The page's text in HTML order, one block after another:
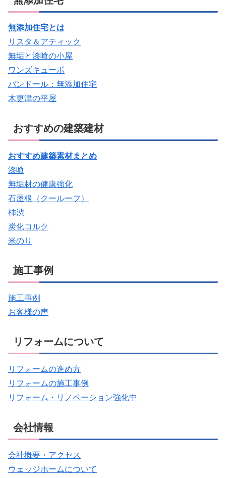
無添加住宅とは
リスタ＆アティック
無垢と漆喰の小屋
ワンズキューボ
バンドール：無添加住宅
木更津の平屋
おすすめの建築建材
おすすめ建築素材まとめ
漆喰
無垢材の健康強化
石屋根（クールーフ）
柿渋
炭化コルク
米のり
施工事例
施工事例
お客様の声
リフォームについて
リフォームの進め方
リフォームの施工事例
リフォーム・リノベーション強化中
会社情報
会社概要・アクセス
ウェッジホームについて